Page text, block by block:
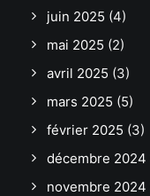
juin 2025 (4)
mai 2025 (2)
avril 2025 (3)
mars 2025 (5)
février 2025 (3)
décembre 2024
novembre 2024